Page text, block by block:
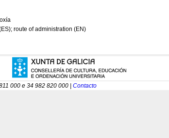
route of administration (EN)
000 e 34 982 820 000 | Contacto